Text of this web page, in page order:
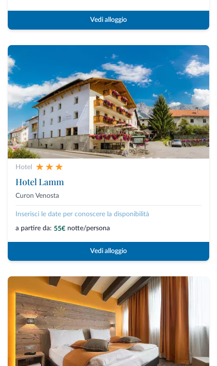
Vedi alloggio
Hotel
Hotel Lamm
Curon Venosta
Inserisci le date per conoscere la disponibilità
a partire da: 55€ notte/persona
Vedi alloggio